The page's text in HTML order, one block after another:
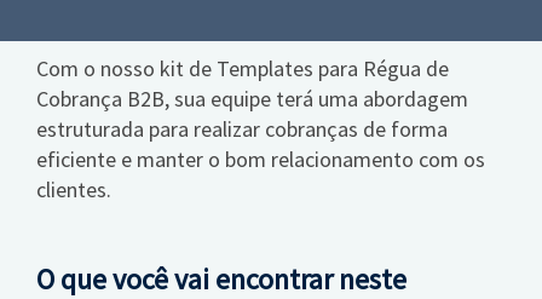
Com o nosso kit de Templates para Régua de
Cobrança B2B, sua equipe terá uma abordagem
estruturada para realizar cobranças de forma
eficiente e manter o bom relacionamento com os
clientes.
O que você vai encontrar neste